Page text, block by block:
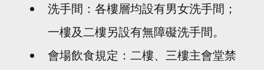
洗手間：各樓層均設有男女洗手間；
一樓及二樓另設有無障礙洗手間。
會場飲食規定：二樓、三樓主會堂禁